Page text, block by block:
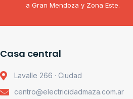
a Gran Mendoza y Zona Este.
Casa central
Lavalle 266 · Ciudad
centro@electricidadmaza.com.ar